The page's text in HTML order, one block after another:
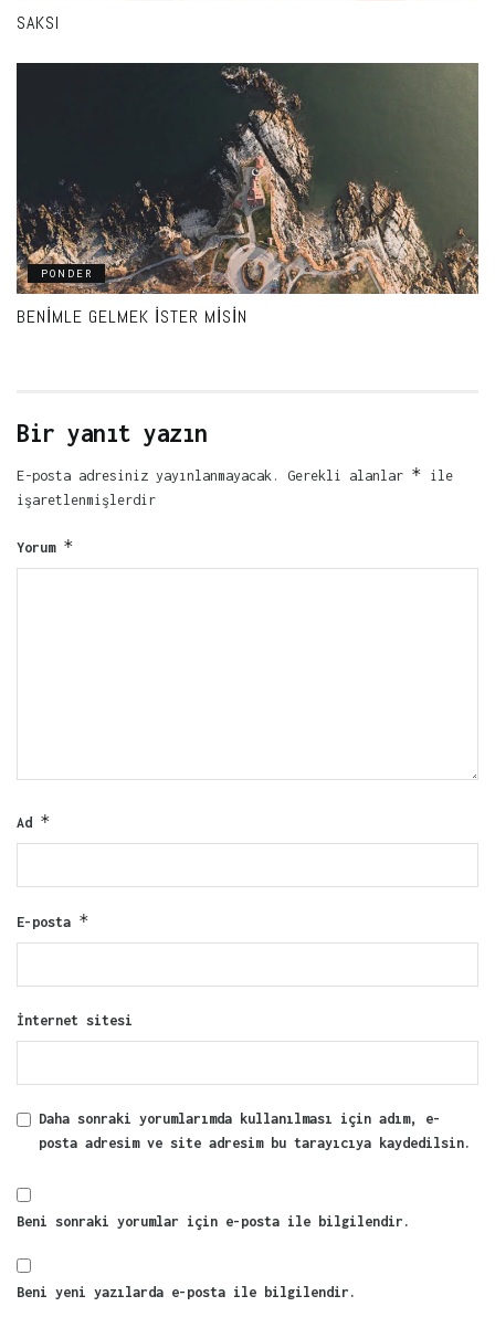
SAKSI
PONDER
BENIMLE GELMEK İSTER MISIN
Bir yanıt yazın
E-posta adresiniz yayınlanmayacak. Gerekli alanlar * ile
işaretlenmişlerdir
Yorum *
Ad *
E-posta *
İnternet sitesi
Daha sonraki yorumlarımda kullanılması için adım, e-
posta adresim ve site adresim bu tarayıcıya kaydedilsin.
Beni sonraki yorumlar için e-posta ile bilgilendir.
Beni yeni yazılarda e-posta ile bilgilendir.